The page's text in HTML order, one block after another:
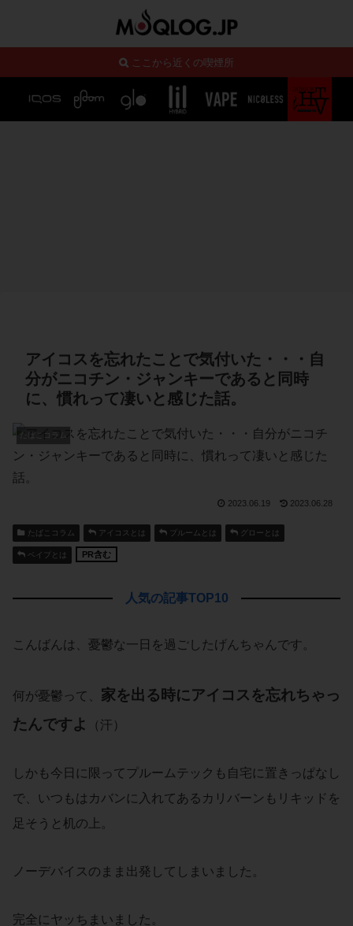
ここから近くの喫煙所
アイコスを忘れたことで気付いた・・・自
分がニコチン・ジャンキーであると同時
に、慣れって凄いと感じた話。
たばこコラム
2023.06.19 2023.06.28
たばこコラム アイコスとは プルームとは グローとは
ベイプとは PR含む
人気の記事TOP10
こんばんは、憂鬱な一日を過ごしたげんちゃんです。
何が憂鬱って、 家を出る時にアイコスを忘れちゃっ
たんですよ
（汗）
しかも今日に限ってプルームテックも自宅に置きっぱなし
で、いつもはカバンに入れてあるカリバーンもリキッドを
足そうと机の上。
ノーデバイスのまま出発してしまいました。
完全にヤッちまいました。